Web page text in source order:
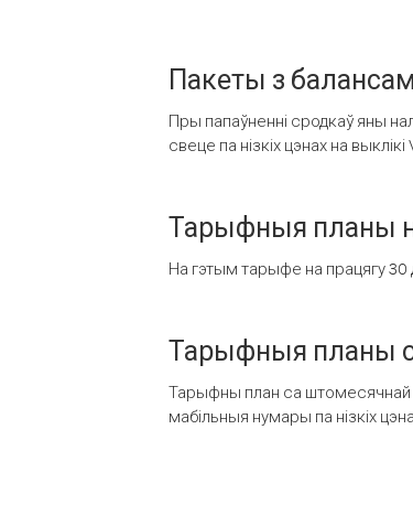
Пакеты з
Пры папаўненні сродкаў яны
свеце па нізкіх цэнах на выклікі
Тарыфныя планы
На гэтым тарыфе на працягу 30
Тарыфныя планы
Тарыфны план са штомесячнай
мабільныя нумары па нізкіх